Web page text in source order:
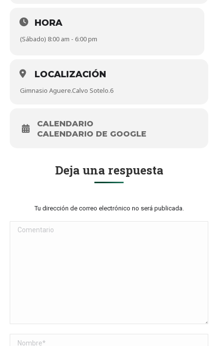
HORA
(Sábado) 8:00 am - 6:00 pm
LOCALIZACIÓN
Gimnasio Aguere.Calvo Sotelo.6
CALENDARIO
CALENDARIO DE GOOGLE
Deja una respuesta
Tu dirección de correo electrónico no será publicada.
Comentario
Nombre *